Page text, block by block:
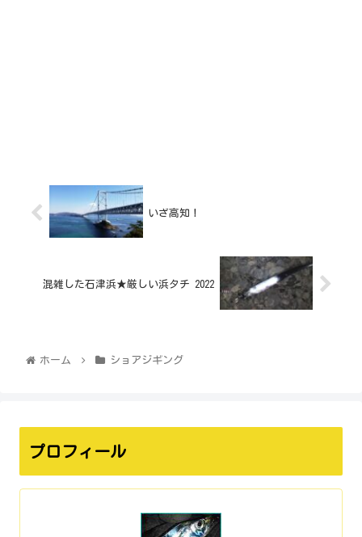
いざ高知！
混雑した石津浜★厳しい浜タチ 2022
ホーム ショアジギング
プロフィール